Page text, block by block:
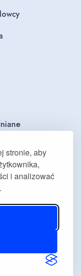
stronie, aby
i analizować
.